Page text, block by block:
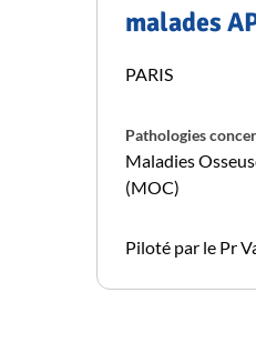
malades
PARIS
Pathologies
Maladies
(MOC)
Piloté par le Pr